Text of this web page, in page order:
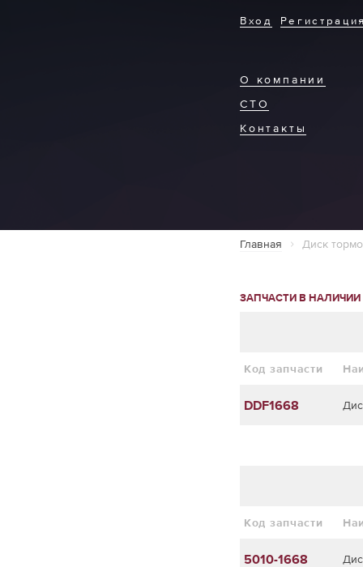
О компании
СТО
Контакты
Вход
Главная Диск
ЗАПЧАСТИ В НАЛИЧИИ
Код запчасти
DDF1668
Код запчасти
5010-1668